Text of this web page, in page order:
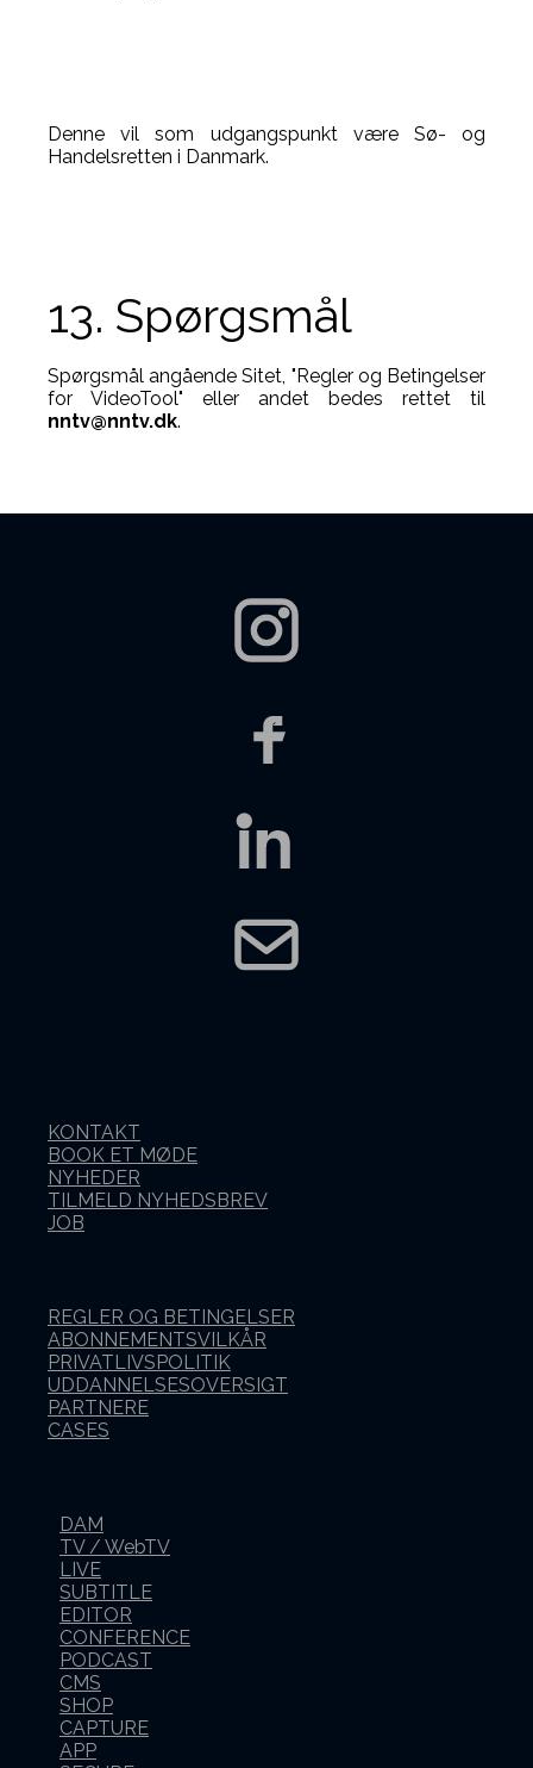
Denne vil som udgangspunkt være Sø- og
Handelsretten i Danmark.
13. Spørgsmål
Spørgsmål angående Sitet, "Regler og Betingelser
for VideoTool" eller andet bedes rettet til
nntv@nntv.dk.
KONTAKT
BOOK ET MØDE
NYHEDER
TILMELD NYHEDSBREV
JOB
REGLER OG BETINGELSER
ABONNEMENTSVILKÅR
PRIVATLIVSPOLITIK
UDDANNELSESOVERSIGT
PARTNERE
CASES
DAM
TV / WebTV
LIVE
SUBTITLE
EDITOR
CONFERENCE
PODCAST
CMS
SHOP
CAPTURE
APP